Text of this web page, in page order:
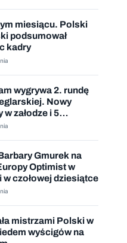
miesiącu. Polski
podsumował
kadry
wygrywa 2. rundę
Nowy
w załodze i 5
Gmurek na
Optimist w
w czołowej dziesiątce
mistrzami Polski w
wyścigów na